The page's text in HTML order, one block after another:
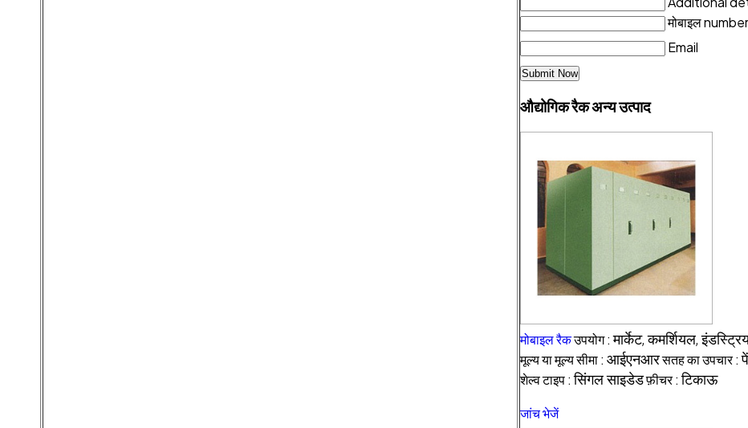
मोबाइल number
Email
औद्योगिक रैक अन्य उत्पाद
मोबाइल रैकउपयोग :मार्केट, कमर्शियल,
मूल्य या मूल्य सीमा : आईएनआरसतह का उपचार :
शेल्व टाइप :सिंगल साइडेडफ़ीचर :टिकाऊ
जांच भेजें